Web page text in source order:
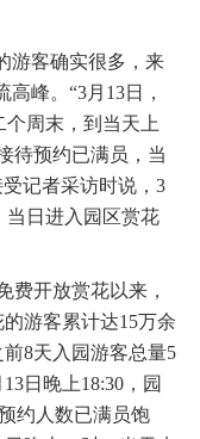
游客确实很多，来
峰。“3月13日，
个周末，到当天上
待预约已满员，当
记者采访时说，3
当日进入园区赏花
费开放赏花以来，
游客累计达15万余
8天入园游客总量5
日晚上18:30，园
约人数已满员饱